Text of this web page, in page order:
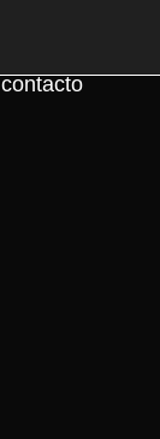
contacto